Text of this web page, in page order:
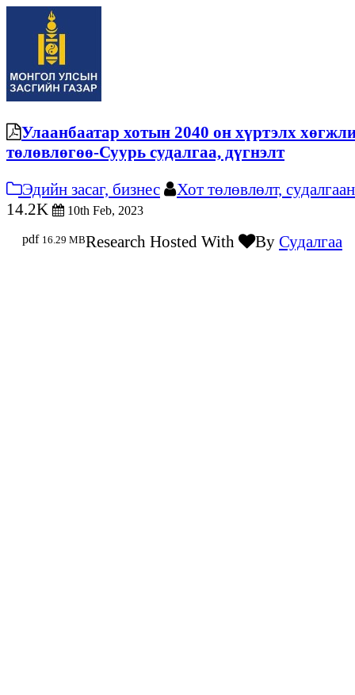
Улаанбаатар хотын 2040 он хүртэлх
төлөвлөгөө-Суурь судалгаа, дүгнэлт
Эдийн засаг, бизнес
Хот төлөвлөлт,
14.2K
10th Feb, 2023
pdf 16.29 MBResearch Hosted With By Судалгаа